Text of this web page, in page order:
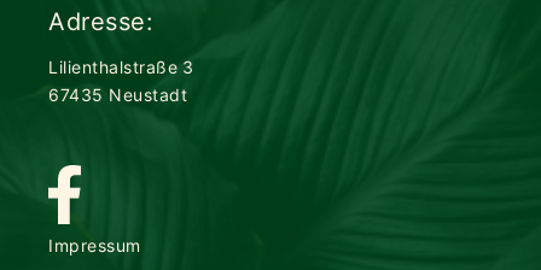
Adresse:
Lilienthalstraße 3
67435 Neustadt
Impressum